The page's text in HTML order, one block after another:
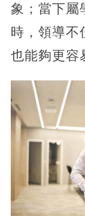
象；當下屬
時，領導不
也能夠更容